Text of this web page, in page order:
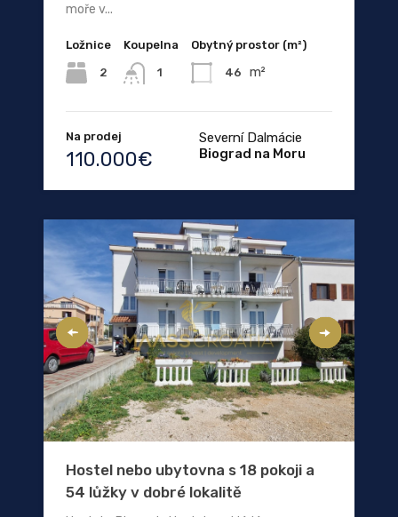
moře v...
Ložnice
2
Koupelna
1
Obytný prostor (m²)
46 m²
Na prodej
110.000€
Severní Dalmácie
Biograd na Moru
Hostel nebo ubytovna s 18 pokoji a
54 lůžky v dobré lokalitě